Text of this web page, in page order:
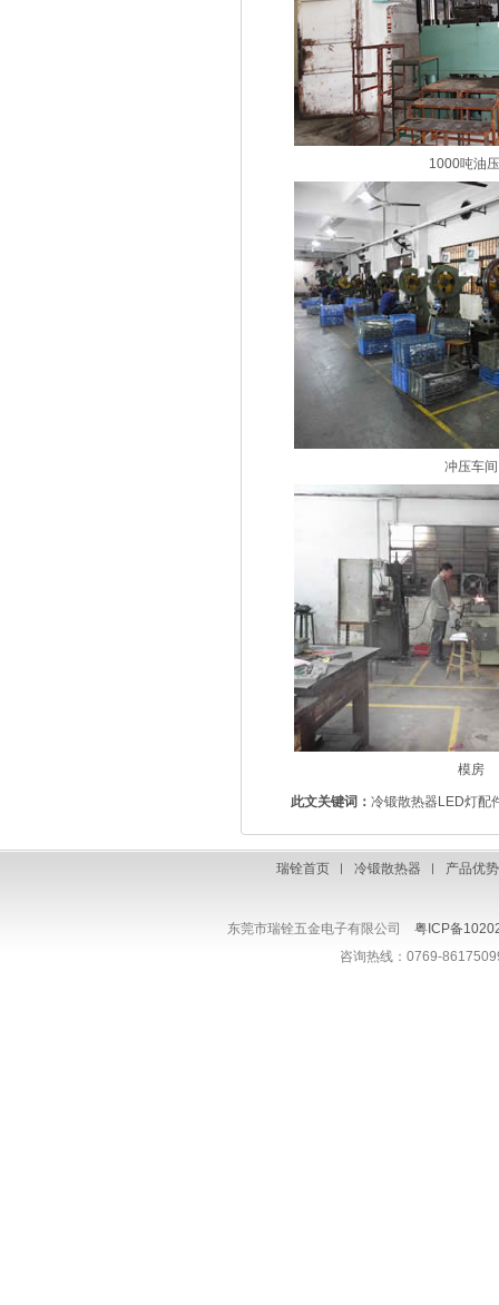
1000吨油
冲压车间
模房
此文关键词： 冷锻散热器 LED灯配
瑞铨首页 ︱ 冷锻散热器 ︱ 产品优势
东莞市瑞铨五金电子有限公司 粤ICP备
咨询热线：0769-